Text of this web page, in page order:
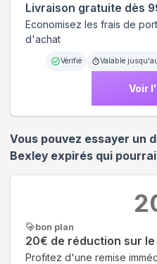
Livraison gratuite dès
Economisez les frais de
d'achat
Vérifié Valable
Voir
Vous pouvez essayer un
Bexley expirés qui
bon plan
20€ de réduction sur le
Profitez d'une remise